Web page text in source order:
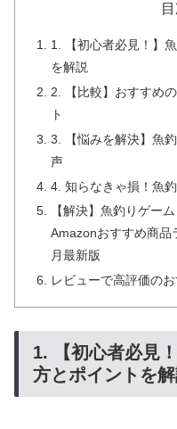
1. 【初心者必見！】
を解説
2. 【比較】おすすめ
ト
3. 【悩みを解決】魚
声
4. 知らなきゃ損！魚
【解決】魚釣りゲー
Amazonおすすめ商品
月最新版
レビューで高評価の
1. 【初心者必見
方とポイントを